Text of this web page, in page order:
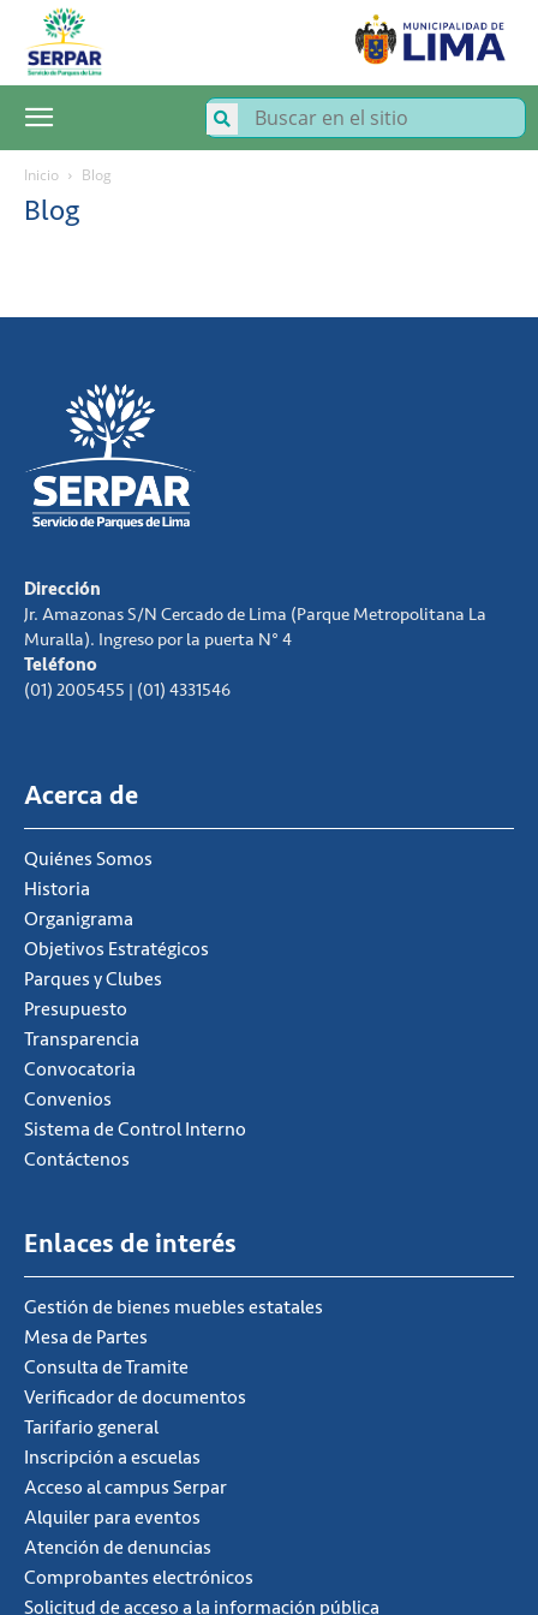
SERPAR
Servicio
de
Parques
Inicio Blog
Blog
Dirección
Jr. Amazonas S/N Cercado de Lima (Parque Metropolitana La
Muralla). Ingreso por la puerta N° 4
Teléfono
(01) 2005455 | (01) 4331546
Acerca de
Quiénes Somos
Historia
Organigrama
Objetivos Estratégicos
Parques y Clubes
Presupuesto
Transparencia
Convocatoria
Convenios
Sistema de Control Interno
Contáctenos
Enlaces de interés
Gestión de bienes muebles estatales
Mesa de Partes
Consulta de Tramite
Verificador de documentos
Tarifario general
Inscripción a escuelas
Acceso al campus Serpar
Alquiler para eventos
Atención de denuncias
Comprobantes electrónicos
Solicitud de acceso a la información pública